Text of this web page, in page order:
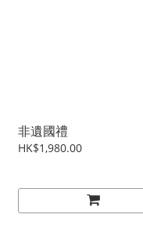
非遺國禮
HK$1,980.00